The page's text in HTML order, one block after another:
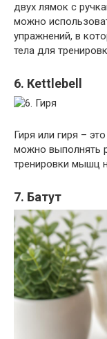
двух лямок с
можно
упражнений, в
тела для
6. Кettlebell
Гиря или гиря –
можно выполнять
тренировки мышц
7. Батут